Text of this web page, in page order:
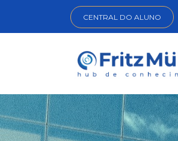
CENTRAL DO ALUNO